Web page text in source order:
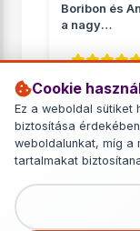
Cookie
Ez a weboldal sütiket
biztosítása
weboldalunkat, míg a
tartalmakat
Boribon és
a nagy
társasjáté...
Logikai
4 149 Ft
RÉSZLETEK